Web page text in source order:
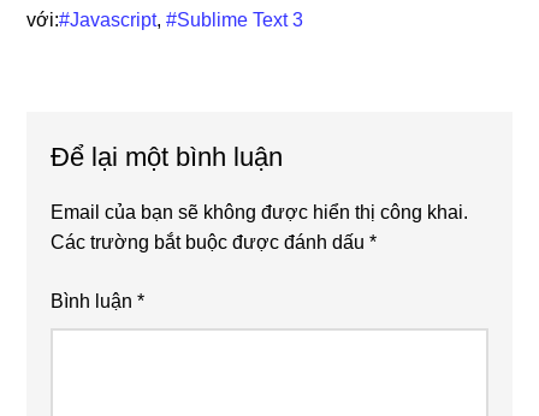
với:#Javascript,#Sublime Text 3
Interactions
Để lại một bình luận
Email của bạn sẽ không được hiển thị công khai.
Các trường bắt buộc được đánh dấu*
Bình luận*